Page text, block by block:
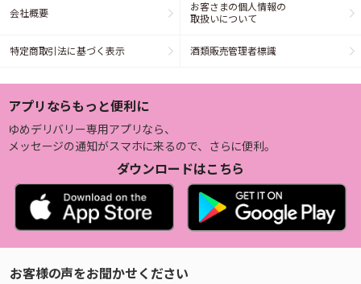
会社概要
お客さまの個人情報の
取扱いについて
特定商取引法に基づく表示 酒類販売管理者標識
アプリならもっと便利に
ゆめデリバリー専用アプリなら、
メッセージの通知がスマホに来るので、さらに便利。
ダウンロードはこちら
お客様の声をお聞かせください